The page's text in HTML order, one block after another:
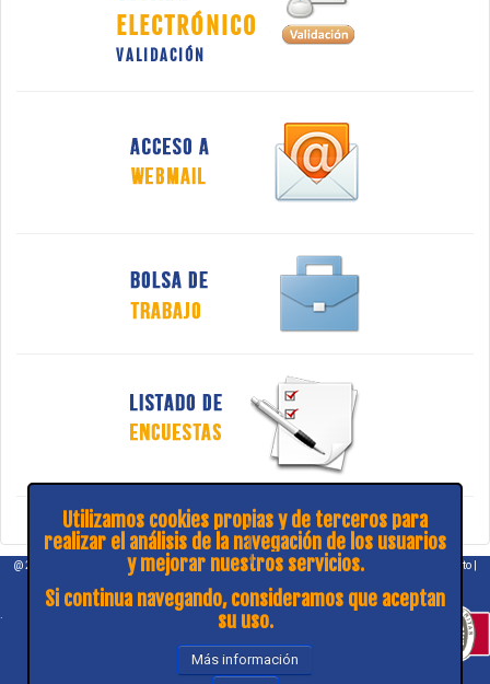
@ 2026 COPITIBA | Aviso legal |Política de privacidad |¿Consulta y sugerencias? Contacto
Mapa web
.
Utilizamos cookies propias y de terceros para
realizar el análisis de la navegación de los usuarios
y mejorar nuestros servicios.
Si continua navegando, consideramos que aceptan
su uso.
Más información